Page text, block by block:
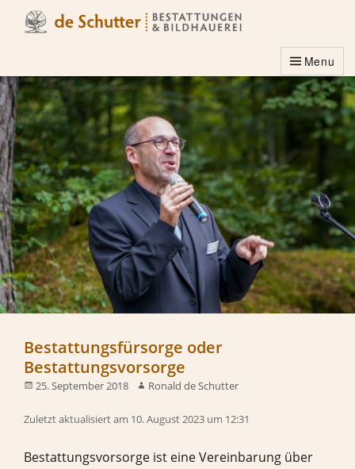
Menu
Bestattungsfürsorge oder
Bestattungsvorsorge
25. September 2018 Ronald de Schutter
Zuletzt aktualisiert am 10. August 2023 um 12:31
Bestattungsvorsorge ist eine Vereinbarung über